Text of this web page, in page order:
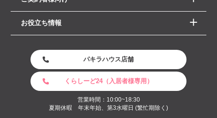
お役立ち情報
パキラハウス店舗
くらしーど24（入居者様専用）
営業時間：10:00~18:30
夏期休暇 年末年始、第3水曜日 (繁忙期除く)